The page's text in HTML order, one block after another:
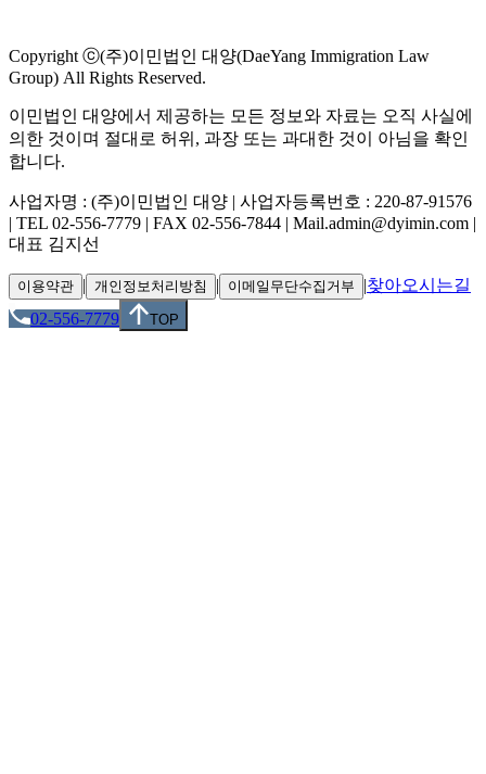
Copyright ⓒ(주)이민법인 대양(DaeYang Immigration Law
Group) All Rights Reserved.
이민법인 대양에서 제공하는 모든 정보와 자료는 오직 사실에
의한 것이며 절대로 허위, 과장 또는 과대한 것이 아님을 확인
합니다.
사업자명 : (주)이민법인 대양 | 사업자등록번호 : 220-87-91576
| TEL 02-556-7779 | FAX 02-556-7844 | Mail.admin@dyimin.com |
대표 김지선
이용약관 | 개인정보처리방침 | 이메일무단수집거부 |찾아오시는길
02-556-7779
TOP